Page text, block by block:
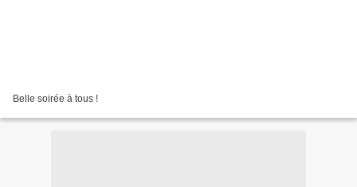
Belle soirée à tous !